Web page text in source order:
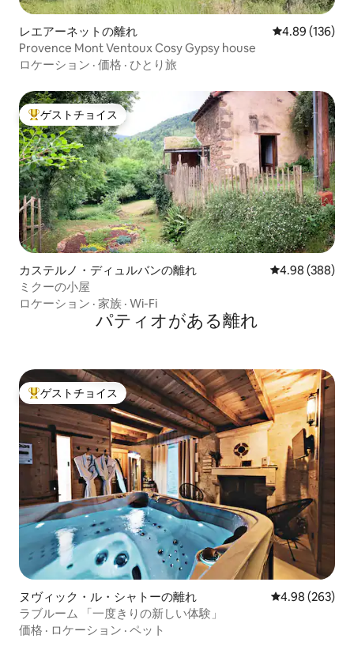
レエアーネットの離れ レビュー136
4.89 (136)
Provence Mont Ventoux Cosy Gypsy house
ロケーション · 価格 · ひとり旅
大好評のゲストチョイスです。
ゲストチョイス
カステルノ・ディュルバンの離れ レビュー388
4.98 (388)
ミクーの小屋
ロケーション · 家族 · Wi-Fi
パティオがある離れ
大好評のゲストチョイスです。
ゲストチョイス
ヌヴィック・ル・シャトーの離れ レビュー263
4.98 (263)
ラブルーム 「一度きりの新しい体験」
価格 · ロケーション · ペット